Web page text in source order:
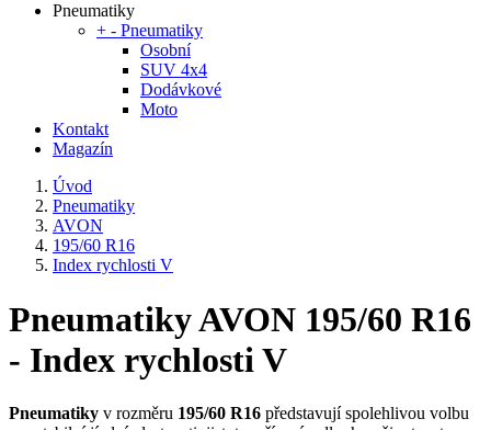
Pneumatiky
+ - Pneumatiky
Osobní
SUV 4x4
Dodávkové
Moto
Kontakt
Magazín
Úvod
Pneumatiky
AVON
195/60 R16
Index rychlosti V
Pneumatiky AVON 195/60 R16
- Index rychlosti V
Pneumatiky v rozměru 195/60 R16 představují spolehlivou volbu